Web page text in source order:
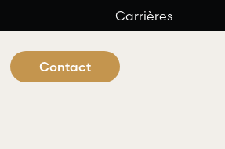
Carrières
Contact